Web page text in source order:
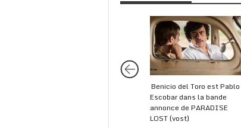
Benicio del Toro est Pablo
Escobar dans la bande
annonce de PARADISE
LOST (vost)